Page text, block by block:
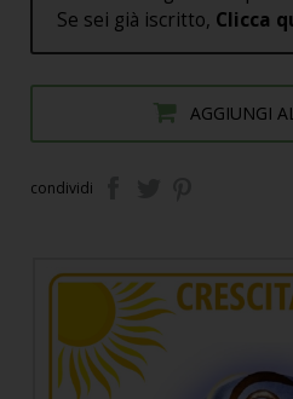
Se sei già iscritto, Clicca
AGGIUNGI
condividi